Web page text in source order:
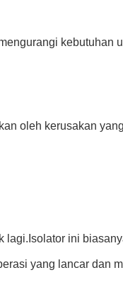
kebutuhan
oleh kerusakan
lagi.Isolator ini
yang lancar dan